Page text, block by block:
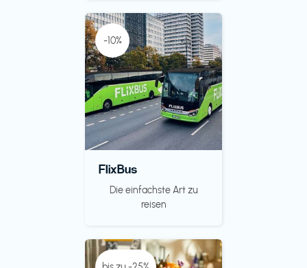
-10%
FlixBus
Die einfachste Art zu
reisen